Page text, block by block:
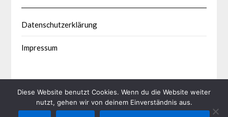
Datenschutzerklärung
Impressum
Diese Website benutzt Cookies. Wenn du die Website weiter
nutzt, gehen wir von deinem Einverständnis aus.